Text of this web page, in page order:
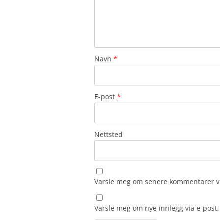
Navn *
E-post *
Nettsted
Varsle meg om senere kommentarer
Varsle meg om nye innlegg via e-post.